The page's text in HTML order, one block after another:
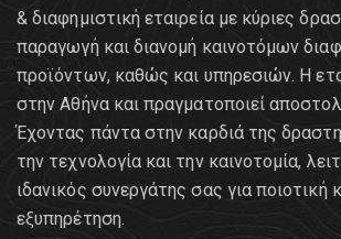
& διαφημιστική εταιρεία με κύριες
παραγωγή και διανομή καινοτόμων
προϊόντων, καθώς και υπηρεσιών. Η
στην Αθήνα και πραγματοποιεί
Έχοντας πάντα στην καρδιά της
την τεχνολογία και την καινοτομία,
ιδανικός συνεργάτης σας για ποιοτική
εξυπηρέτηση.